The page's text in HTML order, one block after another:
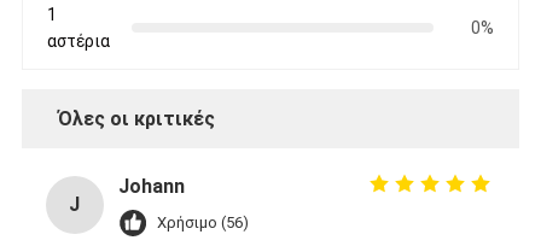
1
αστέρια
0%
Όλες οι κριτικές
J
Johann
Χρήσιμο (56)